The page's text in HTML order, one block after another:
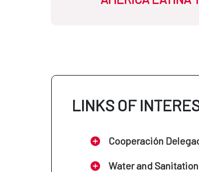
LINKS OF
Cooperación
Water and